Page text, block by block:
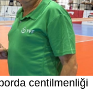
centilmenliği